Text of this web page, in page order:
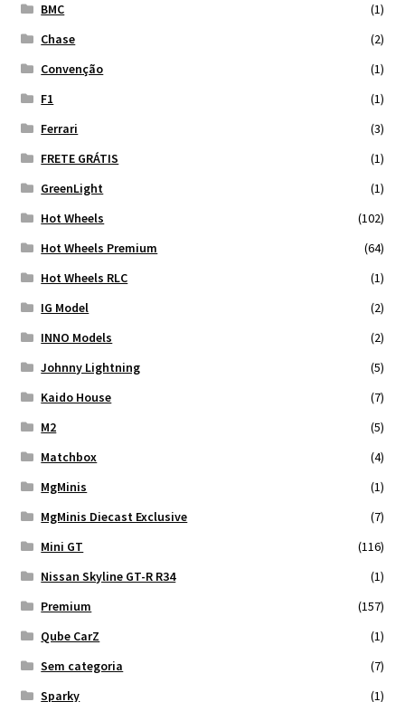
BMC
(1)
Chase
(2)
Convenção
(1)
F1
(1)
Ferrari
(3)
FRETE GRÁTIS
(1)
GreenLight
(1)
Hot Wheels
(102)
Hot Wheels Premium
(64)
Hot Wheels RLC
(1)
IG Model
(2)
INNO Models
(2)
Johnny Lightning
(5)
Kaido House
(7)
M2
(5)
Matchbox
(4)
MgMinis
(1)
MgMinis Diecast Exclusive
(7)
Mini GT
(116)
Nissan Skyline GT-R R34
(1)
Premium
(157)
Qube CarZ
(1)
Sem categoria
(7)
Sparky
(1)